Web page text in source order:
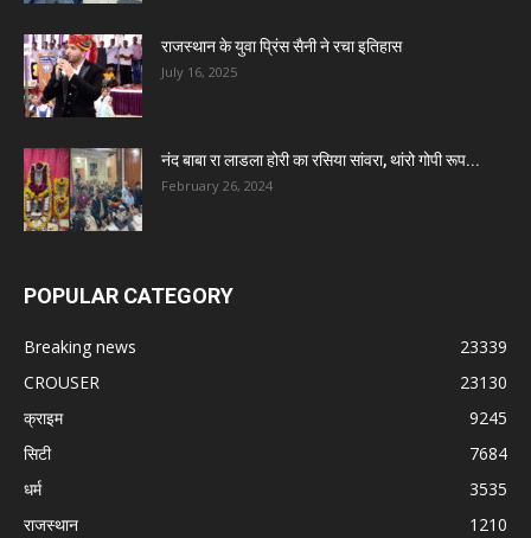
राजस्थान के युवा प्रिंस सैनी ने रचा इतिहास
July 16, 2025
नंद बाबा रा लाडला होरी का रसिया सांवरा, थांरो गोपी रूप...
February 26, 2024
POPULAR CATEGORY
Breaking news
23339
CROUSER
23130
क्राइम
9245
सिटी
7684
धर्म
3535
राजस्थान
1210